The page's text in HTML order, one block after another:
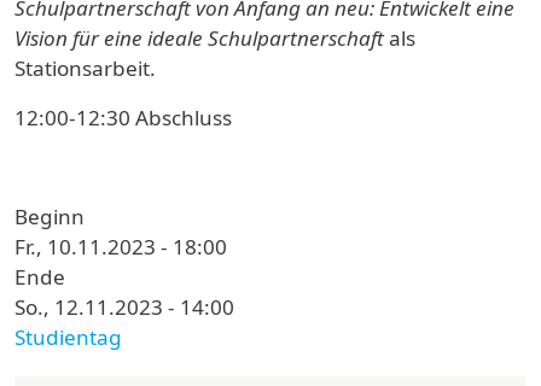
Schulpartnerschaft von Anfang an neu: Entwickelt eine
Vision für eine ideale Schulpartnerschaftals
Stationsarbeit.
12:00-12:30 Abschluss
Beginn
Fr., 10.11.2023 - 18:00
Ende
So., 12.11.2023 - 14:00
Studientag